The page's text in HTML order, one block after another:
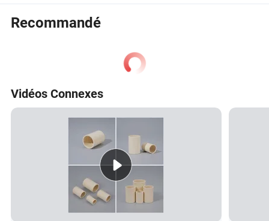
situées à Zhejiang, Shanghai, Anhui, Guangdong et
fidèles, négociant avec 188 pays et régions, plus de 2,000
clients ont établi un partenariat d'affaires à long terme,
établi un partenariat stratégique avec des entreprises
leaders dans le secteur.
Recommandé
Vidéos Connexes